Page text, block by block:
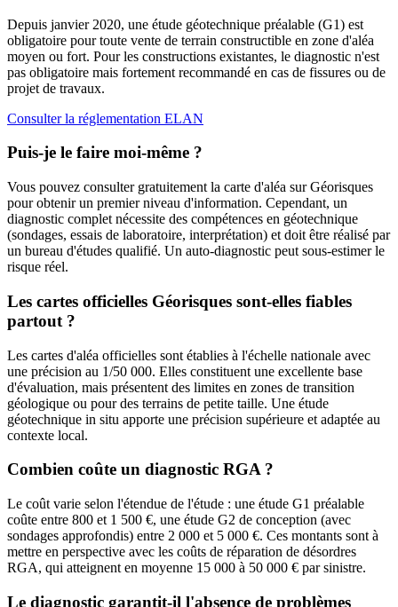
Depuis janvier 2020, une étude géotechnique préalable (G1) est
obligatoire pour toute vente de terrain constructible en zone d'aléa
moyen ou fort. Pour les constructions existantes, le diagnostic n'est
pas obligatoire mais fortement recommandé en cas de fissures ou de
projet de travaux.
Consulter la réglementation ELAN
Puis-je le faire moi-même ?
Vous pouvez consulter gratuitement la carte d'aléa sur Géorisques
pour obtenir un premier niveau d'information. Cependant, un
diagnostic complet nécessite des compétences en géotechnique
(sondages, essais de laboratoire, interprétation) et doit être réalisé par
un bureau d'études qualifié. Un auto-diagnostic peut sous-estimer le
risque réel.
Les cartes officielles Géorisques sont-elles fiables
partout ?
Les cartes d'aléa officielles sont établies à l'échelle nationale avec
une précision au 1/50 000. Elles constituent une excellente base
d'évaluation, mais présentent des limites en zones de transition
géologique ou pour des terrains de petite taille. Une étude
géotechnique in situ apporte une précision supérieure et adaptée au
contexte local.
Combien coûte un diagnostic RGA ?
Le coût varie selon l'étendue de l'étude : une étude G1 préalable
coûte entre 800 et 1 500 €, une étude G2 de conception (avec
sondages approfondis) entre 2 000 et 5 000 €. Ces montants sont à
mettre en perspective avec les coûts de réparation de désordres
RGA, qui atteignent en moyenne 15 000 à 50 000 € par sinistre.
Le diagnostic garantit-il l'absence de problèmes